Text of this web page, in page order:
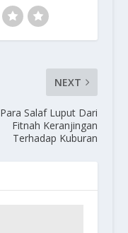
NEXT
Para Salaf Luput Dari
Fitnah Keranjingan
Terhadap Kuburan